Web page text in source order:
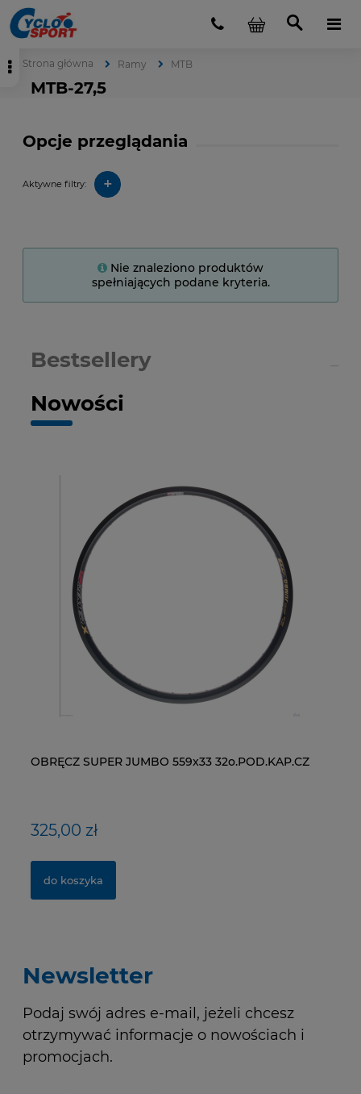
Strona główna Ramy MTB
MTB-27,5
Opcje przeglądania
Aktywne filtry: +
Nie znaleziono produktów
spełniających podane kryteria.
Nowości
Bestsellery
OBRĘCZ SUPER JUMBO 559x33 32o.POD.KAP.CZ
325,00 zł
do koszyka
ŁAŃCUCH KMC X9-93- 116 ogniw / 9- rzędowy +
40,00 zł
do koszyka
Newsletter
Podaj swój adres e-mail, jeżeli chcesz
otrzymywać informacje o nowościach i
promocjach.